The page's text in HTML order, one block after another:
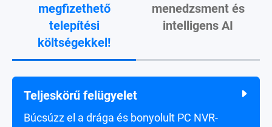
megfizethető
telepítési
költségekkel!
menedzsment és
intelligens AI
Teljeskörű felügyelet
Búcsúzz el a drága és bonyolult PC NVR-
Élőképes videofelügyelet
Ellenőrizd az élőképes csatornákat, és